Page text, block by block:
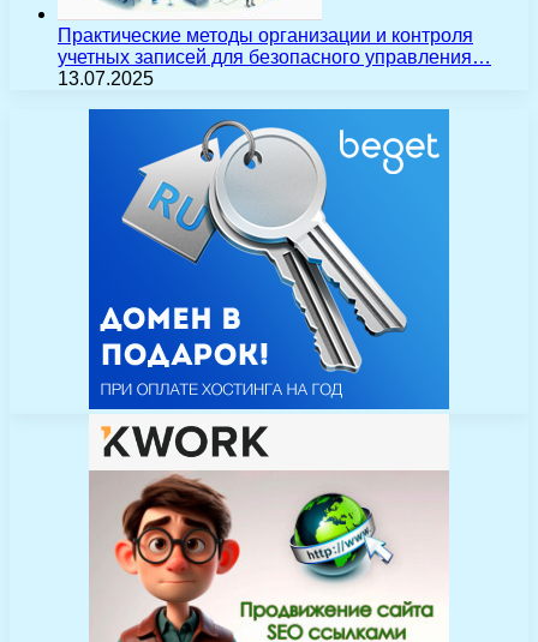
Практические методы организации и контроля
учетных записей для безопасного управления…
13.07.2025